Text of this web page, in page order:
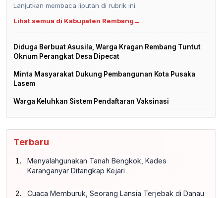
Lanjutkan membaca liputan di rubrik ini.
Lihat semua di Kabupaten Rembang→
Diduga Berbuat Asusila, Warga Kragan Rembang Tuntut
Oknum Perangkat Desa Dipecat
Minta Masyarakat Dukung Pembangunan Kota Pusaka
Lasem
Warga Keluhkan Sistem Pendaftaran Vaksinasi
Terbaru
Menyalahgunakan Tanah Bengkok, Kades
Karanganyar Ditangkap Kejari
Cuaca Memburuk, Seorang Lansia Terjebak di Danau